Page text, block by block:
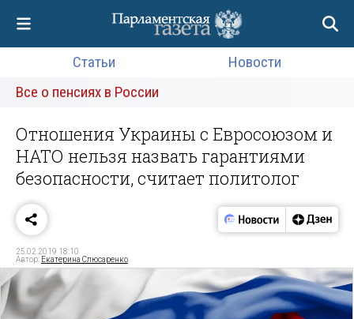
Статьи
Новости
Все о пенсиях в России
Отношения Украины с Евросоюзом и
НАТО нельзя назвать гарантиями
безопасности, считает политолог
25.02.2019 18:10
Автор: Екатерина Слюсаренко